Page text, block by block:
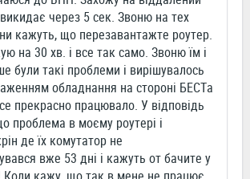
викидає через 5 сек. Звоню на тех
кажуть, що перезавантажте роутер.
на 30 хв. і все так само. Звоню їм і
були такі проблеми і вирішувалось
обладнання на стороні БЕСТа
прекрасно працювало. У відповідь
проблема в моєму роутері і
де їх комутатор не
вже 53 дні і кажуть от бачите у